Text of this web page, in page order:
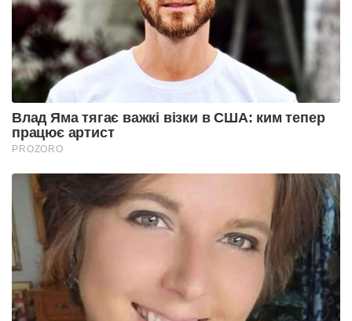
Влад Яма тягає важкі візки в США: ким тепер
працює артист
PROZORO